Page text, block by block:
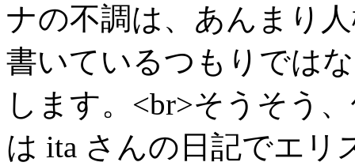
ナの不調は、あんまり
書いているつもりでは
します。<br>そうそう
は ita さんの日記でエリ